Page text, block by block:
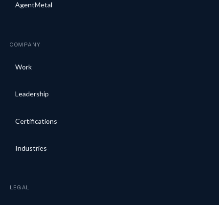
AgentMetal
COMPANY
Work
Leadership
Certifications
Industries
LEGAL